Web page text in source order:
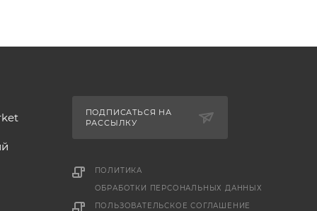
ПОДПИСАТЬСЯ НА
РАССЫЛКУ
ПОЛИТИКА
ОБРАБОТКИ ПЕРСОНАЛЬНЫХ ДАННЫХ
ПОЛЬЗОВАТЕЛЬСКОЕ СОГЛАШЕНИЕ